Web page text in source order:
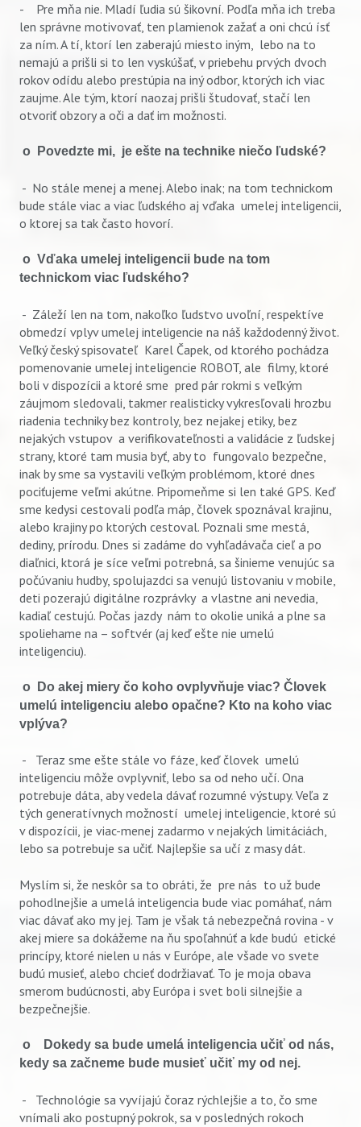
- Pre mňa nie. Mladí ľudia sú šikovní. Podľa mňa ich treba
len správne motivovať, ten plamienok zažať a oni chcú ísť
za ním. A tí, ktorí len zaberajú miesto iným, lebo na to
nemajú a prišli si to len vyskúšať, v priebehu prvých dvoch
rokov odídu alebo prestúpia na iný odbor, ktorých ich viac
zaujme. Ale tým, ktorí naozaj prišli študovať, stačí len
otvoriť obzory a oči a dať im možnosti.
o Povedzte mi, je ešte na technike niečo ľudské?
- No stále menej a menej. Alebo inak; na tom technickom
bude stále viac a viac ľudského aj vďaka umelej inteligencii,
o ktorej sa tak často hovorí.
o Vďaka umelej inteligencii bude na tom
technickom viac ľudského?
- Záleží len na tom, nakoľko ľudstvo uvoľní, respektíve
obmedzí vplyv umelej inteligencie na náš každodenný život.
Veľký český spisovateľ Karel Čapek, od ktorého pochádza
pomenovanie umelej inteligencie ROBOT, ale filmy, ktoré
boli v dispozícii a ktoré sme pred pár rokmi s veľkým
záujmom sledovali, takmer realisticky vykresľovali hrozbu
riadenia techniky bez kontroly, bez nejakej etiky, bez
nejakých vstupov a verifikovateľnosti a validácie z ľudskej
strany, ktoré tam musia byť, aby to fungovalo bezpečne,
inak by sme sa vystavili veľkým problémom, ktoré dnes
pociťujeme veľmi akútne. Pripomeňme si len také GPS. Keď
sme kedysi cestovali podľa máp, človek spoznával krajinu,
alebo krajiny po ktorých cestoval. Poznali sme mestá,
dediny, prírodu. Dnes si zadáme do vyhľadávača cieľ a po
diaľnici, ktorá je síce veľmi potrebná, sa šinieme venujúc sa
počúvaniu hudby, spolujazdci sa venujú listovaniu v mobile,
deti pozerajú digitálne rozprávky a vlastne ani nevedia,
kadiaľ cestujú. Počas jazdy nám to okolie uniká a plne sa
spoliehame na – softvér (aj keď ešte nie umelú
inteligenciu).
o Do akej miery čo koho ovplyvňuje viac? Človek
umelú inteligenciu alebo opačne? Kto na koho viac
vplýva?
- Teraz sme ešte stále vo fáze, keď človek umelú
inteligenciu môže ovplyvniť, lebo sa od neho učí. Ona
potrebuje dáta, aby vedela dávať rozumné výstupy. Veľa z
tých generatívnych možností umelej inteligencie, ktoré sú
v dispozícii, je viac-menej zadarmo v nejakých limitáciách,
lebo sa potrebuje sa učiť. Najlepšie sa učí z masy dát.
Myslím si, že neskôr sa to obráti, že pre nás to už bude
pohodlnejšie a umelá inteligencia bude viac pomáhať, nám
viac dávať ako my jej. Tam je však tá nebezpečná rovina - v
akej miere sa dokážeme na ňu spoľahnúť a kde budú etické
princípy, ktoré nielen u nás v Európe, ale všade vo svete
budú musieť, alebo chcieť dodržiavať. To je moja obava
smerom budúcnosti, aby Európa i svet boli silnejšie a
bezpečnejšie.
o Dokedy sa bude umelá inteligencia učiť od nás,
kedy sa začneme bude musieť učiť my od nej.
- Technológie sa vyvíjajú čoraz rýchlejšie a to, čo sme
vnímali ako postupný pokrok, sa v posledných rokoch